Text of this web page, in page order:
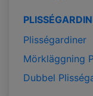
Plisségardiner
Mörkläggning
Dubbel